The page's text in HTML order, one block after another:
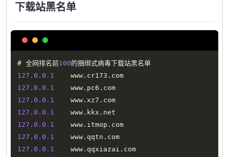
下载站黑名单
# 全网排名前100
127.0 .0 .1
    www
. cr173 .
127.0 .0 .1
    www
. pc6 .
127.0 .0 .1
    www
. xz7 .
127.0 .0 .1
    www
. kkx .
127.0 .0 .1
    www
. itmop .
127.0 .0 .1
    www
. qqtn .
127.0 .0 .1
    www
. qqxiazai .